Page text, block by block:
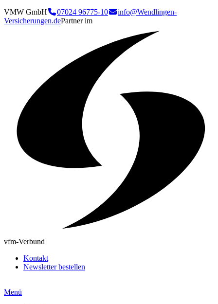
VMW GmbH 07024 96775-10
info@Wendlingen-
Versicherungen.dePartner im
vfm-Verbund
Kontakt
Newsletter bestellen
Menü